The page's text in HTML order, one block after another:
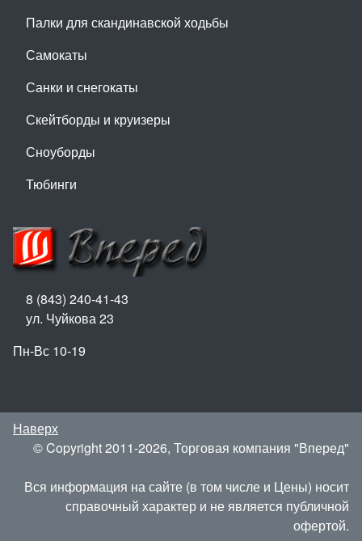
Палки для скандинавской ходьбы
Самокаты
Санки и снегокаты
Скейтборды и круизеры
Сноуборды
Тюбинги
8 (843) 240-41-43
ул. Чуйкова 23
Пн-Вс 10-19
Наверх
© Copyright 2011-2026, Торговая компания "Вперед"
Вся информация на сайте (в том числе и Цены) носит
справочный характер и не является публичной
офертой.